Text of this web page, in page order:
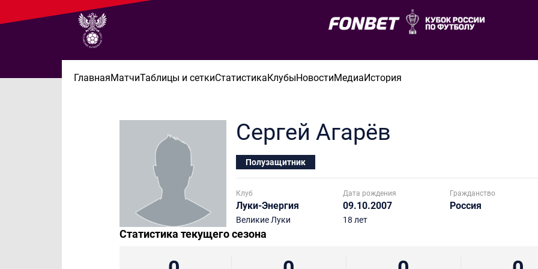
ГлавнаяМатчиТаблицы и сеткиСтатистикаКлубыНовостиМедиаИстория
Сергей Агарёв
Полузащитник
Клуб
Луки-Энергия
Великие Луки
Дата рождения
09.10.2007
18 лет
Гражданство
Россия
Статистика текущего сезона